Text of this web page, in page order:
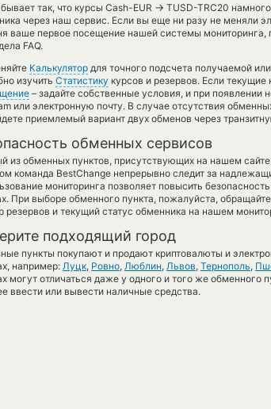
так, что курсы Cash-EUR → TUSD-TRC20
через наш сервис. Если вы еще ни разу не меняли
ваше первое посещение нашей системы мониторинга,
FAQ.
Калькулятор для точного подсчета получаемой
изучить Статистику курсов и резервов. Если
– задайте собственные условия, и при
или электронную почту. В случае отсутствия
приемлемый вариант двух обменов через
обменных сервисов
из обменных пунктов, присутствующих на нашем
команда BestChange непрерывно следит за
мониторинга позволяет повысить
При выборе обменного пункта, пожалуйста,
резервов и текущий статус обменника на нашем
подходящий город
пункты покупают и продают криптовалюты и
например: Луцк, Ровно, Люблин, Львов, Тернополь,
могут отличаться даже у одного и того же обменного
ввести или вывести наличные средства.